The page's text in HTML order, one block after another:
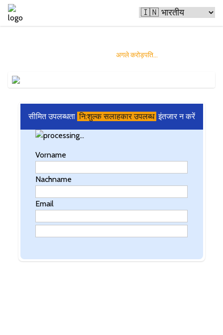
अगले करोड़पति...
सीमित उपलब्धता नि:शुल्क सलाहकार उपलब्ध इंतजार न करें
Vorname
Nachname
Email